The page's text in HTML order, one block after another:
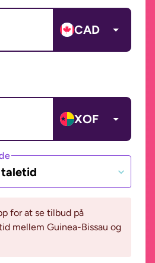
CAD
XOF
for at se tilbud på
mellem Guinea-Bissau og